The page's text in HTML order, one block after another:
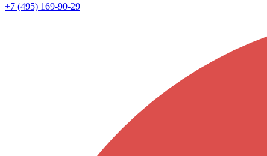
+7 (495) 169-90-29